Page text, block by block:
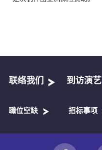
联络我们 到访演艺
職位空缺 招标事项